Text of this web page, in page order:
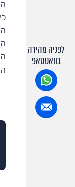
לפניה מהירה
בוואטסאפ